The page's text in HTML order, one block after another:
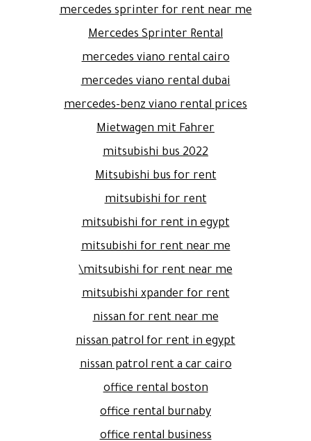
mercedes sprinter for rent near me
Mercedes Sprinter Rental
mercedes viano rental cairo
mercedes viano rental dubai
mercedes-benz viano rental prices
Mietwagen mit Fahrer
mitsubishi bus 2022
Mitsubishi bus for rent
mitsubishi for rent
mitsubishi for rent in egypt
mitsubishi for rent near me
mitsubishi for rent near me\
mitsubishi xpander for rent
nissan for rent near me
nissan patrol for rent in egypt
nissan patrol rent a car cairo
office rental boston
office rental burnaby
office rental business